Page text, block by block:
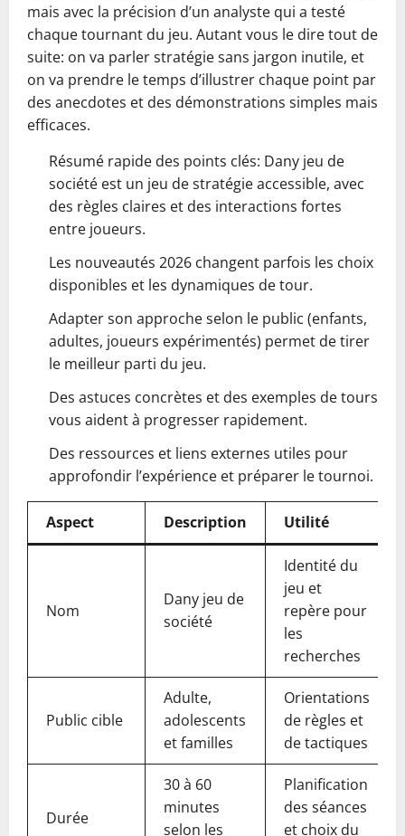
mais avec la précision d’un analyste qui a testé
chaque tournant du jeu. Autant vous le dire tout de
suite: on va parler stratégie sans jargon inutile, et
on va prendre le temps d’illustrer chaque point par
des anecdotes et des démonstrations simples mais
efficaces.
Résumé rapide des points clés: Dany jeu de
société est un jeu de stratégie accessible, avec
des règles claires et des interactions fortes
entre joueurs.
Les nouveautés 2026 changent parfois les choix
disponibles et les dynamiques de tour.
Adapter son approche selon le public (enfants,
adultes, joueurs expérimentés) permet de tirer
le meilleur parti du jeu.
Des astuces concrètes et des exemples de tours
vous aident à progresser rapidement.
Des ressources et liens externes utiles pour
approfondir l’expérience et préparer le tournoi.
Aspect Description Utilité
Nom
Dany jeu de
société
Identité du
jeu et
repère pour
les
recherches
Public cible
Adulte,
adolescents
et familles
Orientations
de règles et
de tactiques
Durée
30 à 60
minutes
selon les
Planification
des séances
et choix du